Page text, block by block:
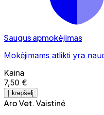
Saugus apmokėjimas
Mokėjimams atlikti yra
Kaina
7,50 €
Į krepšelį
Aro Vet. Vaistinė